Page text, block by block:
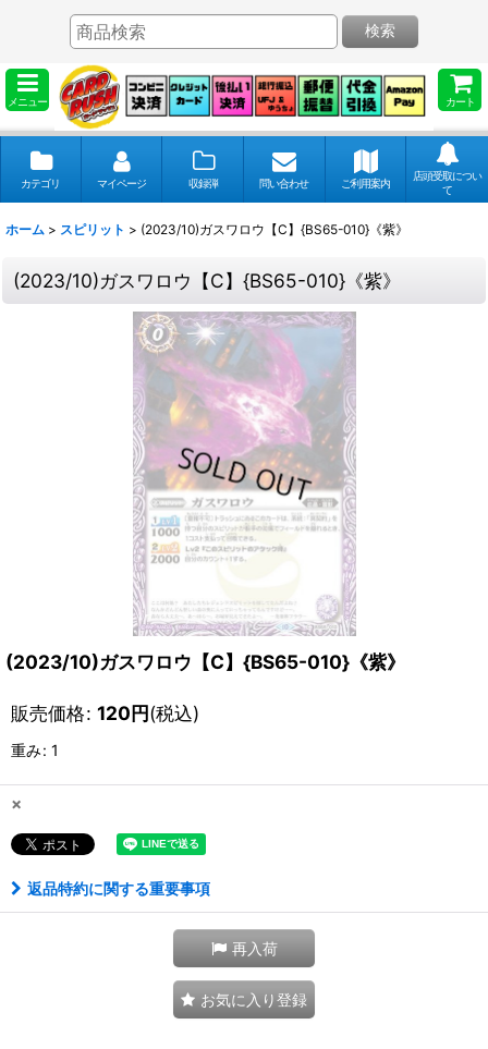
メニュー カート
検索
カテゴリ マイページ 収録弾 問い合わせ ご利用案内
店頭受取につい
て
ホーム > スピリット > (2023/10)ガスワロウ【C】{BS65-010}《紫》
(2023/10)ガスワロウ【C】{BS65-010}《紫》
(2023/10)ガスワロウ【C】{BS65-010}《紫》
販売価格: 120円(税込)
重み: 1
×
返品特約に関する重要事項
再入荷
お気に入り登録